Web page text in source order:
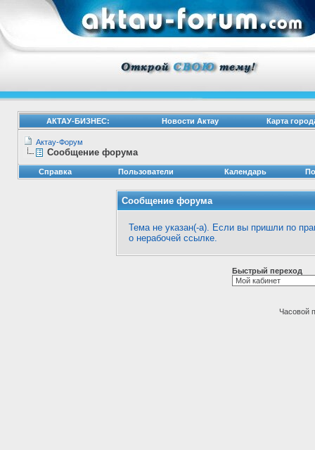
АКТАУ-БИЗНЕС: Новости Актау Карта
Актау-Форум
Сообщение форума
Справка Пользователи Календарь
Сообщение форума
Тема не указан(-а). Если вы пришли по
о нерабочей ссылке.
Быстрый переход
Часовой